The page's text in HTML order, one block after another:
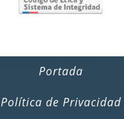
Portada
Política de Privacidad